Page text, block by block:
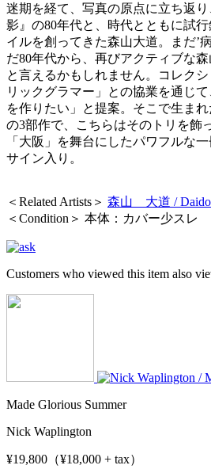
迷期を経て、写真の原点に立ち返
影』の80年代と、時代とともに試
イルを創ってきた森山大道。まだ’
だ80年代から、再びアクティブな
と言えるかもしれません。コレク
リックグラマー」との協業を通じ
を作りたい」と提案。そこで生ま
の3部作で、こちらはそのトリを飾
「大阪」を舞台にしたパワフルな一
サイン入り 。
＜Related Artists＞ 森山 大道 / Daido
＜Condition＞ 本体：カバー少スレ
Customers who viewed this item also
Made Glorious Summer
Nick Waplington
¥19,800（¥18,000 + tax）